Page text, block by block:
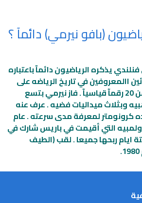
(بافو نيرمي) دائمآ ؟
يذكره الرياضيون دائمآ باعتباره
االمعروفين في تاريخ الرياضه على
الاطلاق . سدل أكثر من 20 رقمآ قياسيآ . فاز نيرمي بتسع
وبثلاث ميداليات فضيه . عرف عنه
كرونومتر لمعرفة مدى سرعته . عام
الأولمبيه التي أقيمت في باريس شارك في
ايام ربحها جميعا . لقب (الطيف